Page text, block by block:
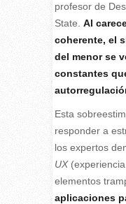
profesor de
State. Al
coherente, el
del menor se
constantes
Esta
responder a
los expertos
UX(experiencia
elementos
aplicaciones